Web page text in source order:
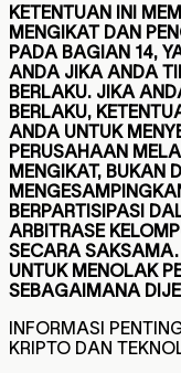
KETENTUAN INI
MENGIKAT DAN
PADA BAGIAN 14,
ANDA JIKA ANDA
BERLAKU. JIKA
BERLAKU,
ANDA UNTUK
PERUSAHAAN
MENGIKAT, BUKAN
BERPARTISIPASI
ARBITRASE
SECARA
UNTUK MENOLAK
SEBAGAIMANA
INFORMASI
KRIPTO DAN